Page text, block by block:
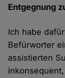
Entgegnung
Ich habe
Befürworter
assistierten